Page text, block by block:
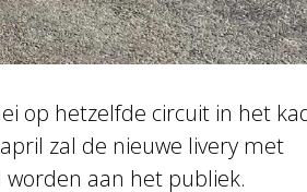
aan het publiek.